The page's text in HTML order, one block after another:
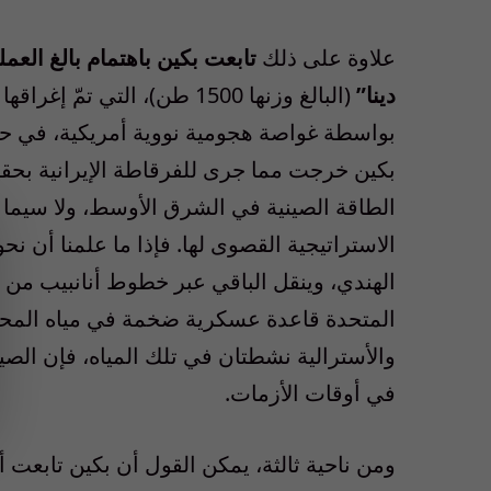
علاوة على ذلك تابعت بكين باهتمام بالغ
دينا” (البالغ وزنها 1500 طن)
، التي تمّ
بواسطة غواصة هجومية نووية أمريكية، في
بكين خرجت مما جرى للفرقاطة الإيرانية
الطاقة الصينية في الشرق الأوسط، ولا
الاستراتيجية القصوى لها. فإذا ما علمنا أن نحو 92% من حاجة الصين من النفط
الهندي، وينقل الباقي عبر خطوط أنانبيب من
المتحدة قاعدة عسكرية ضخمة في مياه المحيط
والأسترالية نشطتان في تلك المياه، فإن
في أوقات الأزمات.
ومن ناحية ثالثة، يمكن القول أن بكين تابعت